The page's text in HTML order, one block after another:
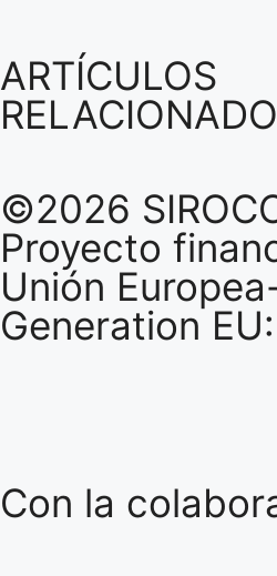
ARTÍCULOS
©2026
Proyecto
Unión
Generation EU:
Con la